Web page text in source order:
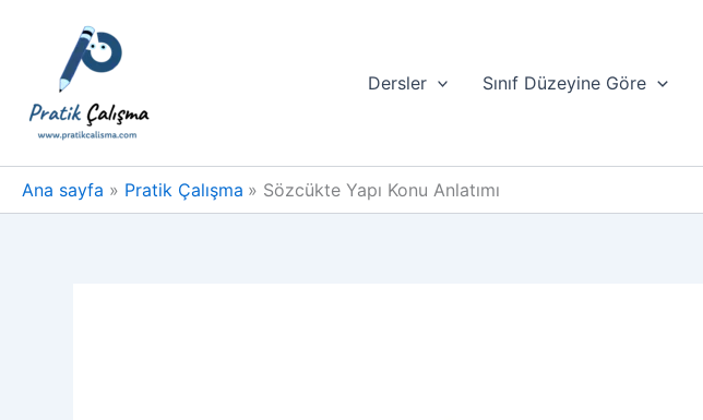
Dersler
Sınıf Düzeyine Göre
Ana sayfa Pratik Çalışma Sözcükte Yapı Konu Anlatımı